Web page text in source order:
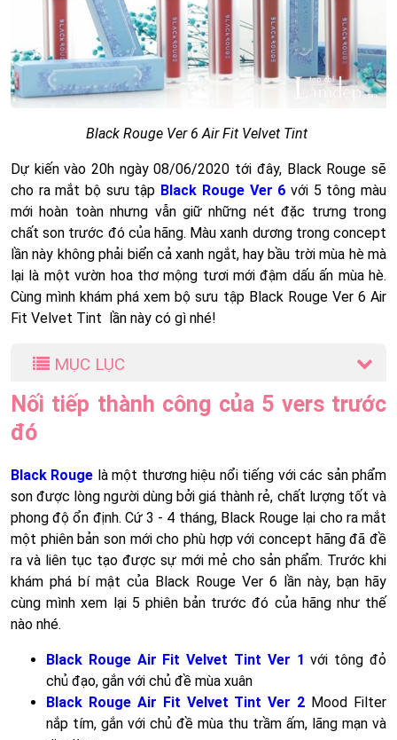
Black Rouge Ver 6 Air Fit Velvet Tint
Dự kiến vào 20h ngày 08/06/2020 tới đây, Black Rouge sẽ
cho ra mắt bộ sưu tập Black Rouge Ver 6 với 5 tông màu
mới hoàn toàn nhưng vẫn giữ những nét đặc trưng trong
chất son trước đó của hãng. Màu xanh dương trong concept
lần này không phải biển cả xanh ngắt, hay bầu trời mùa hè mà
lại là một vườn hoa thơ mộng tươi mới đậm dấu ấn mùa hè.
Cùng mình khám phá xem bộ sưu tập Black Rouge Ver 6 Air
Fit Velvet Tint lần này có gì nhé!
MỤC LỤC
Nối tiếp thành công của 5 vers trước
đó
Black Rouge là một thương hiệu nổi tiếng với các sản phẩm
son được lòng người dùng bởi giá thành rẻ, chất lượng tốt và
phong độ ổn định. Cứ 3 - 4 tháng, Black Rouge lại cho ra mắt
một phiên bản son mới cho phù hợp với concept hãng đã đề
ra và liên tục tạo được sự mới mẻ cho sản phẩm. Trước khi
khám phá bí mật của Black Rouge Ver 6 lần này, bạn hãy
cùng mình xem lại 5 phiên bản trước đó của hãng như thế
nào nhé.
Black Rouge Air Fit Velvet Tint Ver 1 với tông đỏ
chủ đạo, gắn với chủ đề mùa xuân
Black Rouge Air Fit Velvet Tint Ver 2 Mood Filter
nắp tím, gắn với chủ đề mùa thu trầm ấm, lãng mạn và